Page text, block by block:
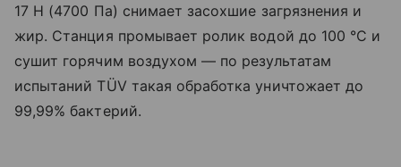
17 Н (4700 Па) снимает засохшие загрязнения и
жир. Станция промывает ролик водой до 100 °C и
сушит горячим воздухом — по результатам
испытаний TÜV такая обработка уничтожает до
99,99% бактерий.